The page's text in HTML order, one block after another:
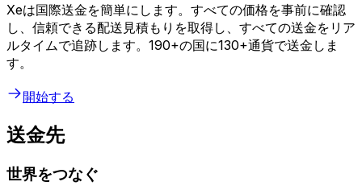
Xeは国際送金を簡単にします。すべての価格を事前に確認
し、信頼できる配送見積もりを取得し、すべての送金をリア
ルタイムで追跡します。190+の国に130+通貨で送金しま
す。
開始する
送金先
世界をつなぐ